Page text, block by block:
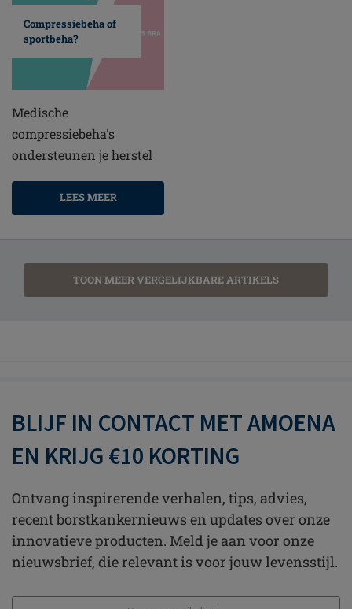
Compressiebeha of
sportbeha?
Medische
compressiebeha's
ondersteunen je herstel
LEES MEER
TOON MEER VERGELIJKBARE ARTIKELS
BLIJF IN CONTACT MET AMOENA
EN KRIJG €10 KORTING
Ontvang inspirerende verhalen, tips, advies,
recent borstkankernieuws en updates over onze
innovatieve producten. Meld je aan voor onze
nieuwsbrief, die relevant is voor jouw levensstijl.